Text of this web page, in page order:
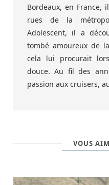
Bordeaux, en France,
rues de la
Adolescent, il a
tombé amoureux de
cela lui procurait
douce. Au fil des
passion aux cruisers,
VOUS